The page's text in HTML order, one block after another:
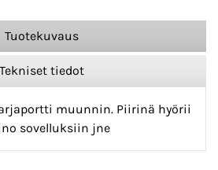
Tuotekuvaus
Tekniset tiedot
muunnin. Piirinä hyörii
sovelluksiin jne